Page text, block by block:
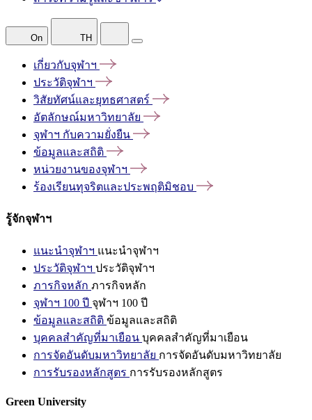
On TH
เกี่ยวกับจุฬาฯ
ประวัติจุฬาฯ
วิสัยทัศน์และยุทธศาสตร์
อัตลักษณ์มหาวิทยาลัย
จุฬาฯ กับความยั่งยืน
ข้อมูลและสถิติ
หน่วยงานของจุฬาฯ
ร้องเรียนทุจริตและประพฤติมิชอบ
รู้จักจุฬาฯ
แนะนำจุฬาฯ แนะนำจุฬาฯ
ประวัติจุฬาฯ ประวัติจุฬาฯ
ภารกิจหลัก ภารกิจหลัก
จุฬาฯ 100 ปี จุฬาฯ 100 ปี
ข้อมูลและสถิติ ข้อมูลและสถิติ
บุคคลสำคัญที่มาเยือน บุคคลสำคัญที่มาเยือน
การจัดอันดับมหาวิทยาลัย การจัดอันดับมหาวิทยาลัย
การรับรองหลักสูตร การรับรองหลักสูตร
Green University